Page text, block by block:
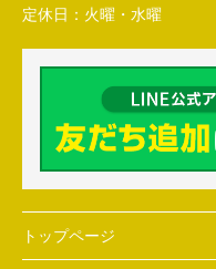
定休日： 火曜・水曜
トップページ